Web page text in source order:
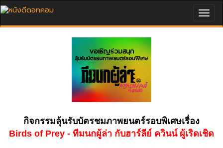
กิจกรรมลุ้นรับบัตรชมภาพยนตร์รอบพิเศษเรื่อง
Birds of Prey - ทีมนกผู้ล่า กับฮาร์ลีย์ ควินน์ ผู้เริดเชิด